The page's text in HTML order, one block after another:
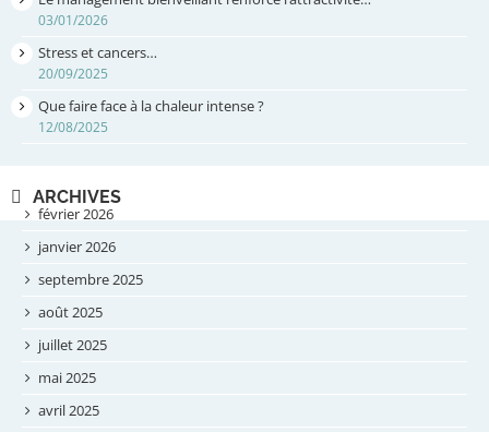
03/01/2026
Stress et cancers…
20/09/2025
Que faire face à la chaleur intense ?
12/08/2025
ARCHIVES
février 2026
janvier 2026
septembre 2025
août 2025
juillet 2025
mai 2025
avril 2025